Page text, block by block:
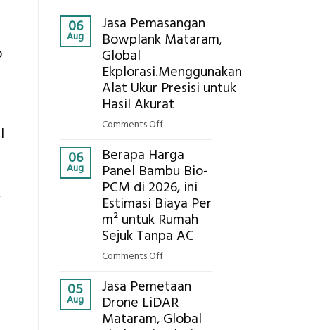
Cooler
Berbasis
Pertanian,
ini
Komponen,
Manfaatnya
06
Aug
Jasa Pemasangan
Bowplank Mataram,
Global
Ekplorasi.Menggunakan
Alat Ukur Presisi untuk
Hasil Akurat
Comments Offon
Pemasangan
Bowplank
Mataram,
Global
Ekplorasi.Menggunakan
Alat
untuk
Hasil
Akurat
06
Aug
Berapa Harga
Panel Bambu Bio-
PCM di 2026, ini
Estimasi Biaya Per
m² untuk Rumah
Sejuk Tanpa AC
Comments Offon
Harga
Panel
Bambu
05
Aug
Jasa Pemetaan
Drone LiDAR
Mataram, Global